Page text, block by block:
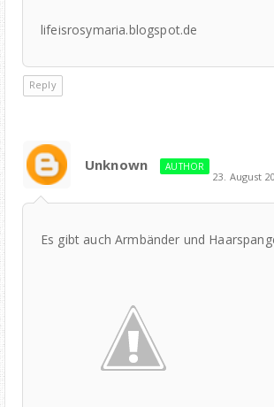
lifeisrosymaria.blogspot.de
Reply
Unknown AUTHOR
23. August
Es gibt auch Armbänder und